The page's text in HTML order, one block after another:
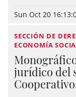
Sun Oct 20
SECCIÓN DE
ECONOMÍA
jurídico del